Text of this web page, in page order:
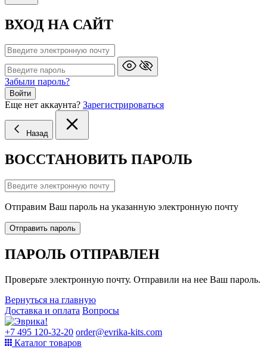
ВХОД НА САЙТ
Забыли пароль?
Войти
Еще нет аккаунта? Зарегистрироваться
Назад
ВОССТАНОВИТЬ ПАРОЛЬ
Отправим Ваш пароль на указанную электронную почту
Отправить пароль
ПАРОЛЬ ОТПРАВЛЕН
Проверьте электронную почту. Отправили на нее Ваш пароль.
Вернуться на главную
Доставка и оплата Вопросы
+7 495 120-32-20 order@evrika-kits.com
Каталог товаров